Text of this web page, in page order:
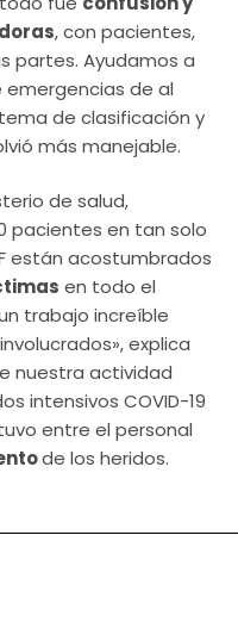
, con pacientes,
partes. Ayudamos a
de al
de clasificación y
más manejable.
de salud,
pacientes en tan solo
están acostumbrados
en todo el
trabajo increíble
explica
nuestra actividad
intensivos COVID-19
entre el personal
de los heridos.